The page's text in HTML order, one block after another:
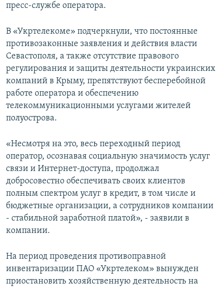
пресс-службе оператора.
В «Укртелекоме» подчеркнули, что постоянные
противозаконные заявления и действия власти
Севастополя, а также отсутствие правового
регулирования и защиты деятельности украинских
компаний в Крыму, препятствуют бесперебойной
работе оператора и обеспечению
телекоммуникационными услугами жителей
полуострова.
«Несмотря на это, весь переходный период
оператор, осознавая социальную значимость услуг
связи и Интернет-доступа, продолжал
добросовестно обеспечивать своих клиентов
полным спектром услуг в кредит, в том числе и
бюджетные организации, а сотрудников компании
- стабильной заработной платой», - заявили в
компании.
На период проведения противоправной
инвентаризации ПАО «Укртелеком» вынужден
приостановить хозяйственную деятельность на